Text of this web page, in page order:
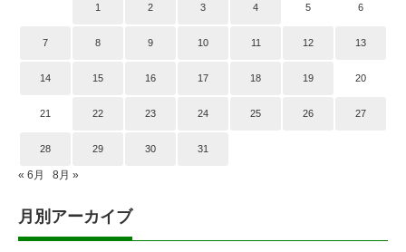
1 2 3 4 5 6
7 8 9 10 11 12 13
14 15 16 17 18 19 20
21 22 23 24 25 26 27
28 29 30 31
« 6月 8月 »
月別アーカイブ